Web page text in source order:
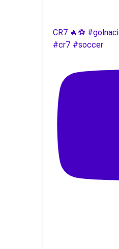
CR7 🔥⚽️
#cr7 #soccer